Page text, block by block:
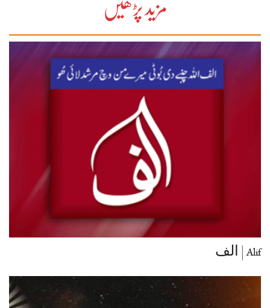
مزید پڑھیں
Alif | الف